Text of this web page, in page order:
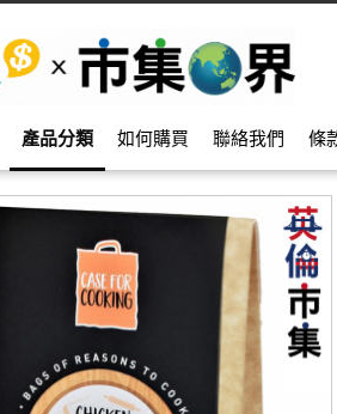
產品分類 如何購買 聯絡我們 條